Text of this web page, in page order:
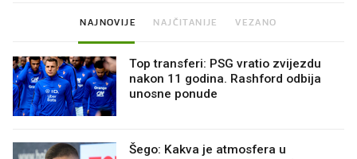
NAJNOVIJE NAJČITANIJE VEZANO
Top transferi: PSG vratio zvijezdu
nakon 11 godina. Rashford odbija
unosne ponude
Šego: Kakva je atmosfera u